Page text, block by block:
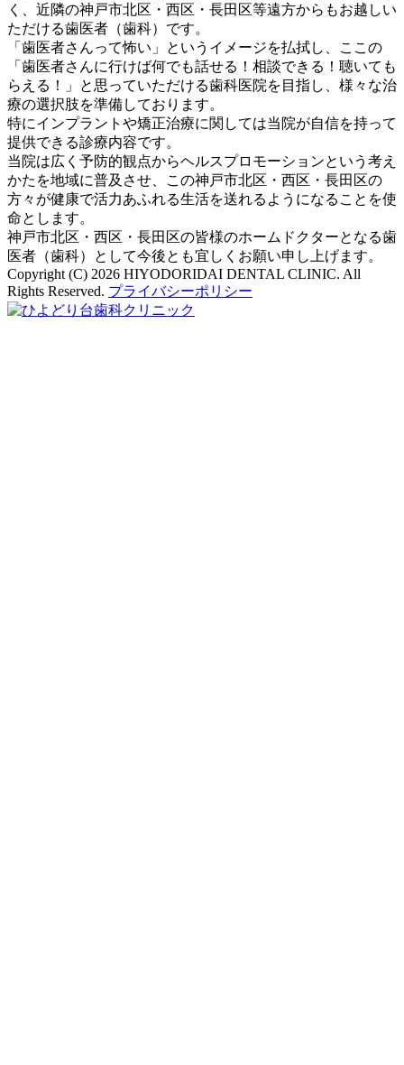
く、近隣の神戸市北区・西区・長田区等遠方からもお越しい
ただける歯医者（歯科）です。
「歯医者さんって怖い」というイメージを払拭し、ここの
「歯医者さんに行けば何でも話せる！相談できる！聴いても
らえる！」と思っていただける歯科医院を目指し、様々な治
療の選択肢を準備しております。
特にインプラントや矯正治療に関しては当院が自信を持って
提供できる診療内容です。
当院は広く予防的観点からヘルスプロモーションという考え
かたを地域に普及させ、この神戸市北区・西区・長田区の
方々が健康で活力あふれる生活を送れるようになることを使
命とします。
神戸市北区・西区・長田区の皆様のホームドクターとなる歯
医者（歯科）として今後とも宜しくお願い申し上げます。
Copyright (C) 2026 HIYODORIDAI DENTAL CLINIC. All
Rights Reserved. プライバシーポリシー